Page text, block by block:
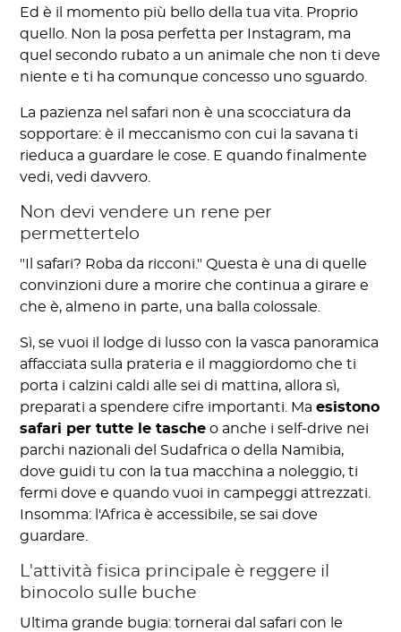
Ed è il momento più bello della tua vita. Proprio
quello. Non la posa perfetta per Instagram, ma
quel secondo rubato a un animale che non ti deve
niente e ti ha comunque concesso uno sguardo.
La pazienza nel safari non è una scocciatura da
sopportare: è il meccanismo con cui la savana ti
rieduca a guardare le cose. E quando finalmente
vedi, vedi davvero.
Non devi vendere un rene per
permettertelo
"Il safari? Roba da ricconi." Questa è una di quelle
convinzioni dure a morire che continua a girare e
che è, almeno in parte, una balla colossale.
Sì, se vuoi il lodge di lusso con la vasca panoramica
affacciata sulla prateria e il maggiordomo che ti
porta i calzini caldi alle sei di mattina, allora sì,
preparati a spendere cifre importanti. Maesistono
safari per tutte le tasche o anche i self-drive nei
parchi nazionali del Sudafrica o della Namibia,
dove guidi tu con la tua macchina a noleggio, ti
fermi dove e quando vuoi in campeggi attrezzati.
Insomma: l'Africa è accessibile, se sai dove
guardare.
L'attività fisica principale è reggere il
binocolo sulle buche
Ultima grande bugia: tornerai dal safari con le